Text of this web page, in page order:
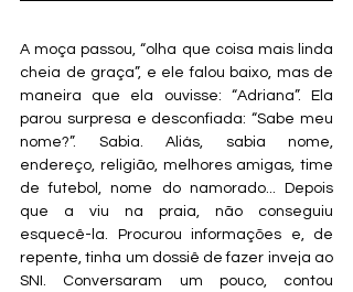
A moça passou, “olha que coisa mais linda
cheia de graça”, e ele falou baixo, mas de
maneira que ela ouvisse: “Adriana”. Ela
parou surpresa e desconfiada: “Sabe meu
nome?”. Sabia. Aliás, sabia nome,
endereço, religião, melhores amigas, time
de futebol, nome do namorado... Depois
que a viu na praia, não conseguiu
esquecê-la. Procurou informações e, de
repente, tinha um dossiê de fazer inveja ao
SNI. Conversaram um pouco, contou